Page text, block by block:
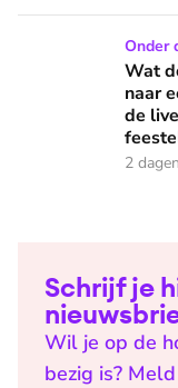
Wat doen we in
Onder
Wat
naar
de
2
Schrijf je
Wil je op de
bezig is?